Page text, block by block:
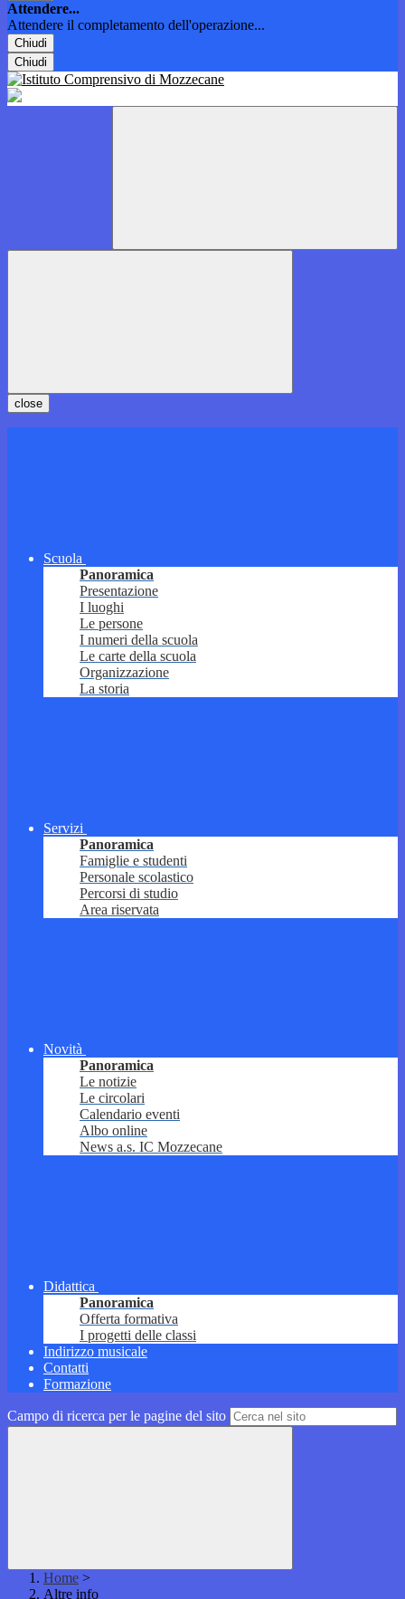
Attendere...
Attendere il completamento dell'operazione...
Chiudi
Chiudi
close
Scuola
Panoramica
Presentazione
I luoghi
Le persone
I numeri della scuola
Le carte della scuola
Organizzazione
La storia
Servizi
Panoramica
Famiglie e studenti
Personale scolastico
Percorsi di studio
Area riservata
Novità
Panoramica
Le notizie
Le circolari
Calendario eventi
Albo online
News a.s. IC Mozzecane
Didattica
Panoramica
Offerta formativa
I progetti delle classi
Indirizzo musicale
Contatti
Formazione
Campo di ricerca per le pagine del sito
Home >
Altre info